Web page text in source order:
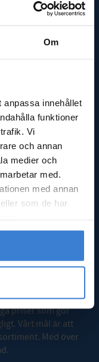
Om
anpassa innehållet
funktioner
Vi
och annan
medier och
med.
med annan
som de har
priser som gör
Vårt mål är att
Med över